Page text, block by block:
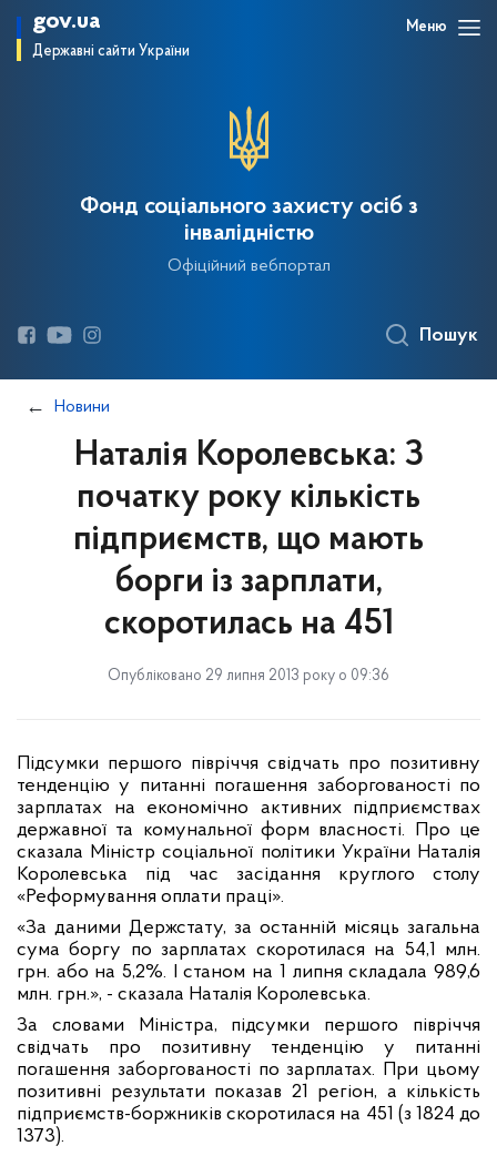
gov.ua
Державні сайти України
Меню
Фонд соціального захисту осіб з
інвалідністю
Офіційний вебпортал
Пошук
Новини
Наталія Королевська: З
початку року кількість
підприємств, що мають
борги із зарплати,
скоротилась на 451
Опубліковано 29 липня 2013 року о 09:36
Підсумки першого півріччя свідчать про позитивну
тенденцію у питанні погашення заборгованості по
зарплатах на економічно активних підприємствах
державної та комунальної форм власності. Про це
сказала Міністр соціальної політики України Наталія
Королевська під час засідання круглого столу
«Реформування оплати праці».
«За даними Держстату, за останній місяць загальна
сума боргу по зарплатах скоротилася на 54,1 млн.
грн. або на 5,2%. І станом на 1 липня складала 989,6
млн. грн.», - сказала Наталія Королевська.
За словами Міністра, підсумки першого півріччя
свідчать про позитивну тенденцію у питанні
погашення заборгованості по зарплатах. При цьому
позитивні результати показав 21 регіон, а кількість
підприємств-боржників скоротилася на 451 (з 1824 до
1373).